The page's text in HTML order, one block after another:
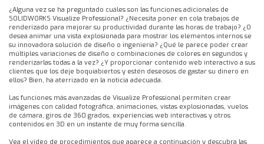
¿Alguna vez se ha preguntado cuáles son las funciones adicionales de
SOLIDWORKS Visualize Professional? ¿Necesita poner en cola trabajos de
renderizado para mejorar su productividad durante las horas de trabajo? ¿O
desea animar una vista explosionada para mostrar los elementos internos se
su innovadora solución de diseño o ingeniería? ¿Qué le parece poder crear
múltiples variaciones de diseño o combinaciones de colores en segundos y
renderizarlas todas a la vez? ¿Y proporcionar contenido web interactivo a sus
clientes que los deje boquiabiertos y estén deseosos de gastar su dinero en
ellos? Bien, ha aterrizado en la noticia adecuada.
Las funciones más avanzadas de Visualize Professional permiten crear
imágenes con calidad fotográfica, animaciones, vistas explosionadas, vuelos
de cámara, giros de 360 grados, experiencias web interactivas y otros
contenidos en 3D en un instante de muy forma sencilla.
Vea el vídeo de procedimientos que aparece a continuación y descubra las